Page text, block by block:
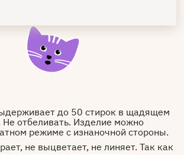
до 50 стирок в щадящем
отбеливать. Изделие можно
режиме с изнаночной стороны.
не выцветает, не линяет. Так как